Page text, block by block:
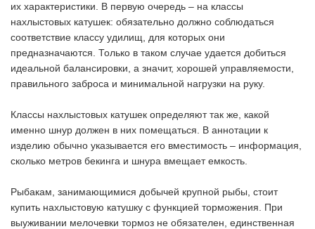
их характеристики. В первую очередь – на классы
нахлыстовых катушек: обязательно должно соблюдаться
соответствие классу удилищ, для которых они
предназначаются. Только в таком случае удается добиться
идеальной балансировки, а значит, хорошей управляемости,
правильного заброса и минимальной нагрузки на руку.
Классы нахлыстовых катушек определяют так же, какой
именно шнур должен в них помещаться. В аннотации к
изделию обычно указывается его вместимость – информация,
сколько метров бекинга и шнура вмещает емкость.
Рыбакам, занимающимися добычей крупной рыбы, стоит
купить нахлыстовую катушку с функцией торможения. При
выуживании мелочевки тормоз не обязателен, единственная